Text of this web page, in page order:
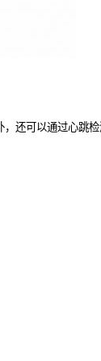
，还可以通过心跳